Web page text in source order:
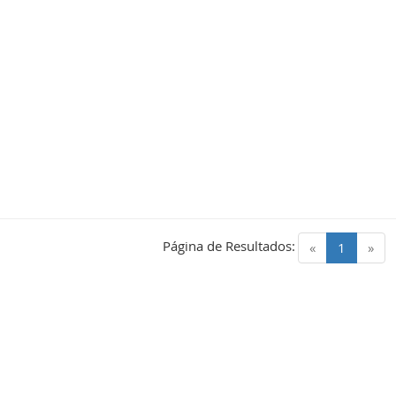
« 1 (current)
»
Página de Resultados: